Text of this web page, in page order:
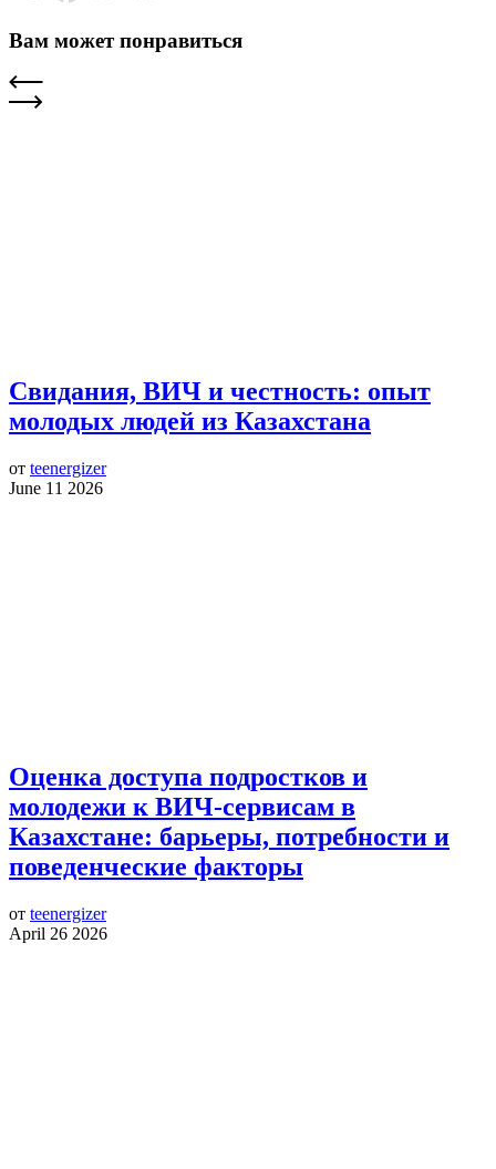
Вам может понравиться
Свидания, ВИЧ и честность: опыт
молодых людей из Казахстана
от teenergizer
June 11 2026
Оценка доступа подростков и
молодежи к ВИЧ-сервисам в
Казахстане: барьеры, потребности и
поведенческие факторы
от teenergizer
April 26 2026